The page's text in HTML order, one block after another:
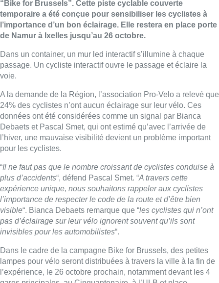
l’hiver, une mauvaise visibilité devient un problème important
pour les cyclistes.
“Il ne faut pas que le nombre croissant de cyclistes conduise à
expérience unique, nous souhaitons rappeler aux cyclistes
l’importance de respecter le code de la route et d’être bien
visible
pas d’éclairage sur leur vélo ignorent souvent qu’ils sont
invisibles pour les automobilistes “.
Dans le cadre de la campagne Bike for Brussels, des petites
lampes pour vélo seront distribuées à travers la ville à la fin de
l’expérience, le 26 octobre prochain, notamment devant les 4
gares principales, au Cinquantenaire, à l’ULB et place
Stéphanie. Par ailleurs, 12 écoles sensibiliseront leurs élèves
cyclistes à l’importance d’être bien éclairé.
Belga
Reportage deMarie-Noël Dinant etCharles Carpreau
Lire aussi :
Meyboom: l’émouvant dernier tour
de piste de Jean Vanderhaegen